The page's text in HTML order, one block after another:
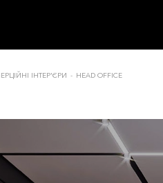
ІНТЕР'ЄРИ - HEAD OFFICE